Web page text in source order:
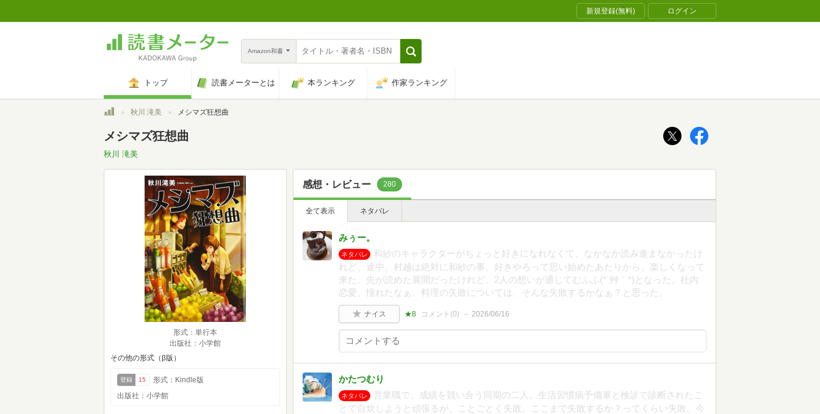
新規登録(無料) ログイン
Amazon和書
トップ 読書メーターとは 本ランキング 作家ランキング
トップ秋川 滝美 メシマズ狂想曲
メシマズ狂想曲
秋川 滝美
形式：単行本
出版社：小学館
その他の形式（β版）
登録 15
形式：Kindle版
出版社：小学館
感想・レビュー 280
全て表示 ネタバレ
みぅー。
ネタバレ
和紗のキャラクターがちょっと好きになれなくて、なかなか読み進まなかったけ
れど、途中、村越は絶対に和紗の事、好きやろって思い始めたあたりから、楽しくなって
来た。先が読めた展開だったけれど、2人の想いが通じてむふふ(*´艸｀*)となった。社内
恋愛、憧れたなぁ。料理の失敗については、そんな失敗するかなぁ？と思った。
ナイス ★8 コメント(0) 2026/06/16
かたつむり
ネタバレ
営業職で、成績を競い合う同期の二人。生活習慣病予備軍と検診で診断されたこ
とで自炊しようと頑張るが、ことごとく失敗。ここまで失敗するか？ってくらい失敗。今